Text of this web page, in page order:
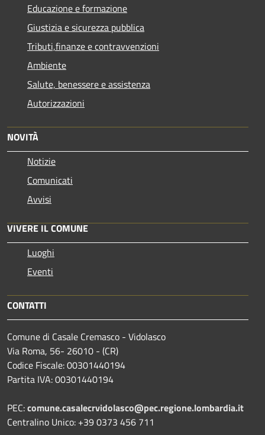
Educazione e formazione
Giustizia e sicurezza pubblica
Tributi,finanze e contravvenzioni
Ambiente
Salute, benessere e assistenza
Autorizzazioni
NOVITÀ
Notizie
Comunicati
Avvisi
VIVERE IL COMUNE
Luoghi
Eventi
CONTATTI
Comune di Casale Cremasco - Vidolasco
Via Roma, 56- 26010 - (CR)
Codice Fiscale: 00301440194
Partita IVA: 00301440194
PEC:comune.casalecrvidolasco@pec.regione.lombardia.it
Centralino Unico: +39 0373 456 711